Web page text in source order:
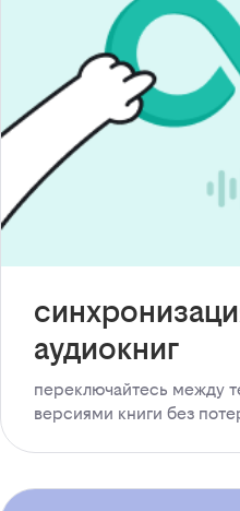
аудиокниг
переключайтесь между
версиями книги без